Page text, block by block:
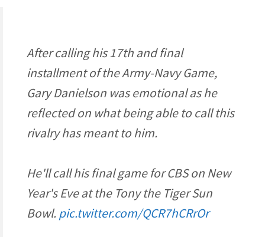
After calling his 17th and final
installment of the Army-Navy Game,
Gary Danielson was emotional as he
reflected on what being able to call this
rivalry has meant to him.
He'll call his final game for CBS on New
Year's Eve at the Tony the Tiger Sun
Bowl.pic.twitter.com/QCR7hCRrOr